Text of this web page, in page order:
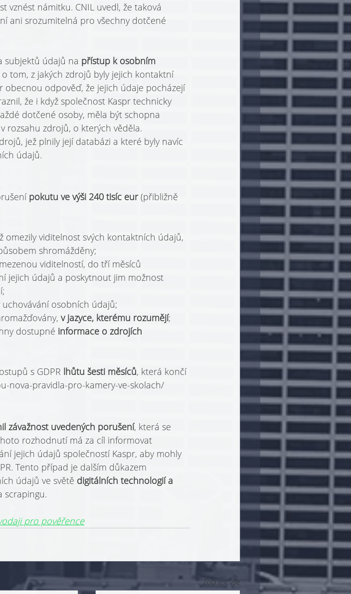
vznést námitku. CNIL uvedl, že taková
ani srozumitelná pro všechny dotčené
subjektů údajů na přístup k osobním
tom, z jakých zdrojů byly jejich kontaktní
obecnou odpověď, že jejich údaje pocházejí
že i když společnost Kaspr technicky
dotčené osoby, měla být schopna
rozsahu zdrojů, o kterých věděla.
jež plnily její databázi a které byly navíc
údajů.
pokutu ve výši 240 tisíc eur (přibližně
omezily viditelnost svých kontaktních údajů,
shromážděny;
viditelností, do tří měsíců
jejich údajů a poskytnout jim možnost
osobních údajů;
v jazyce, kterému rozumějí;
dostupné informace o zdrojích
s GDPR lhůtu šesti měsíců, která končí
nova-pravidla-pro-kamery-ve-skolach/
závažnost uvedených porušení, která se
rozhodnutí má za cíl informovat
jejich údajů společností Kaspr, aby mohly
Tento případ je dalším důkazem
údajů ve světě digitálních technologií a
scrapingu.
pro pověřence
Zobrazit vše